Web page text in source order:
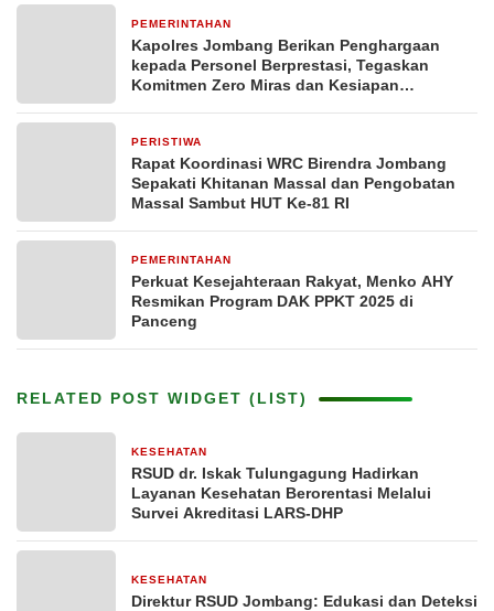
PEMERINTAHAN
Kapolres Jombang Berikan Penghargaan
kepada Personel Berprestasi, Tegaskan
Komitmen Zero Miras dan Kesiapan
PERISTIWA
Rapat Koordinasi WRC Birendra Jombang
Sepakati Khitanan Massal dan Pengobatan
Massal Sambut HUT Ke-81 RI
PEMERINTAHAN
Perkuat Kesejahteraan Rakyat, Menko AHY
Resmikan Program DAK PPKT 2025 di
Panceng
RELATED POST WIDGET (LIST)
KESEHATAN
RSUD dr. Iskak Tulungagung Hadirkan
Layanan Kesehatan Berorentasi Melalui
Survei Akreditasi LARS-DHP
KESEHATAN
Direktur RSUD Jombang: Edukasi dan Deteksi